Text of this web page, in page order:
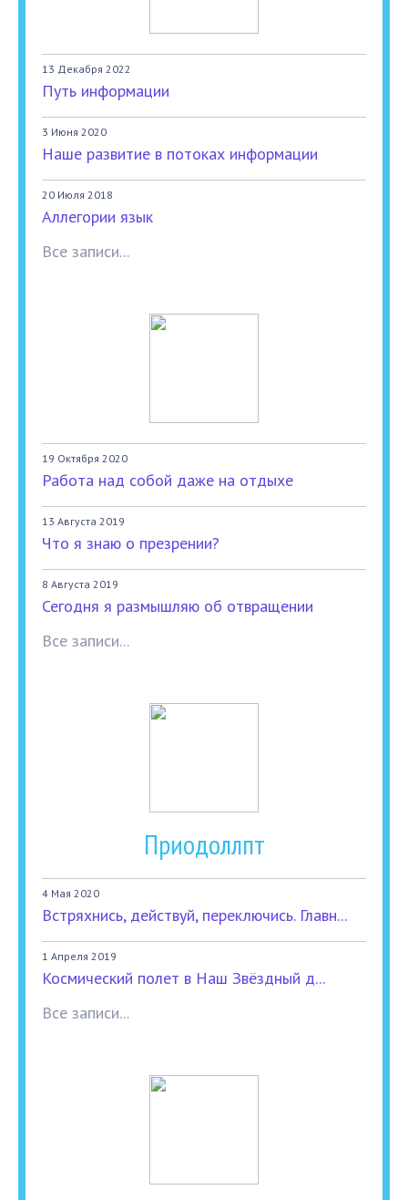
13 Декабря 2022
Путь информации
3 Июня 2020
Наше развитие в потоках информации
20 Июля 2018
Аллегории язык
Все записи...
19 Октября 2020
Работа над собой даже на отдыхе
13 Августа 2019
Что я знаю о презрении?
8 Августа 2019
Сегодня я размышляю об отвращении
Все записи...
Приодоллпт
4 Мая 2020
Встряхнись, действуй, переключись. Главн...
1 Апреля 2019
Космический полет в Наш Звёздный д...
Все записи...